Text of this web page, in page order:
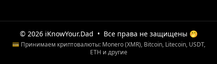
© 2026 iKnowYour.Dad • Все права не защищены 🤭
💳 Принимаем криптовалюты: Monero (XMR), Bitcoin, Litecoin, USDT,
ETH и другие